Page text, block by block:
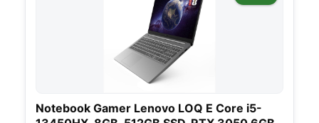
Notebook Gamer Lenovo LOQ E Core i5-